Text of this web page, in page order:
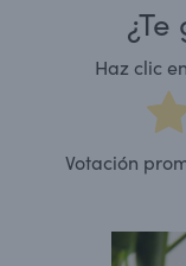
Haz clic
Votación